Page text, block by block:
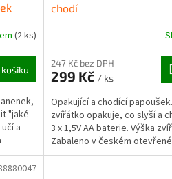
(2 ks)
"jaké
a
chodí
247 Kč bez DPH
299 Kč / ks
Opakující a chodící
zvířátko opakuje, co slyší a
3 x 1,5V AA baterie. Výška
Zabaleno v českém
Vhodné pro...